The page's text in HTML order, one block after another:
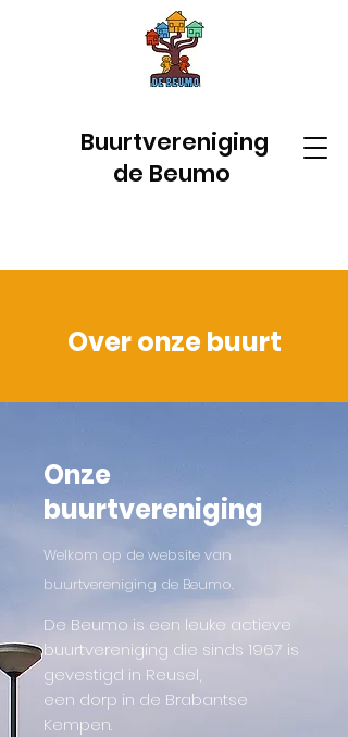
Buurtvereniging
de Beumo
Over onze buurt
Onze
buurtvereniging
Welkom op de website van
buurtvereniging de Beumo.
De Beumo is een leuke actieve
buurtvereniging die sinds 1967 is
gevestigd in Reusel,
een dorp in de Brabantse
Kempen.